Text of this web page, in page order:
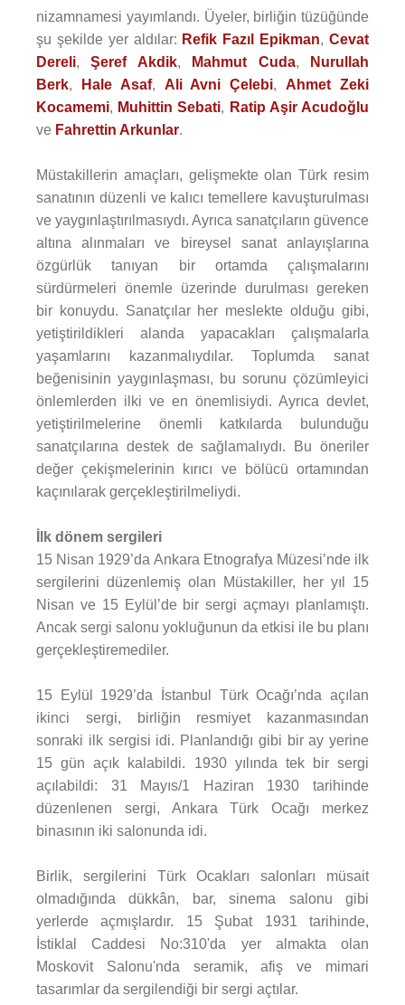
nizamnamesi yayımlandı. Üyeler, birliğin tüzüğünde
şu şekilde yer aldılar: Refik Fazıl Epikman,Cevat
Dereli,Şeref Akdik, Mahmut Cuda,
Nurullah
Berk, Hale Asaf, Ali Avni Çelebi,Ahmet Zeki
Kocamemi, Muhittin Sebati, Ratip Aşir Acudoğlu
ve Fahrettin Arkunlar.
Müstakillerin amaçları, gelişmekte olan Türk resim
sanatının düzenli ve kalıcı temellere kavuşturulması
ve yaygınlaştırılmasıydı. Ayrıca sanatçıların güvence
altına alınmaları ve bireysel sanat anlayışlarına
özgürlük tanıyan bir ortamda çalışmalarını
sürdürmeleri önemle üzerinde durulması gereken
bir konuydu. Sanatçılar her meslekte olduğu gibi,
yetiştirildikleri alanda yapacakları çalışmalarla
yaşamlarını kazanmalıydılar. Toplumda sanat
beğenisinin yaygınlaşması, bu sorunu çözümleyici
önlemlerden ilki ve en önemlisiydi. Ayrıca devlet,
yetiştirilmelerine önemli katkılarda bulunduğu
sanatçılarına destek de sağlamalıydı. Bu öneriler
değer çekişmelerinin kırıcı ve bölücü ortamından
kaçınılarak gerçekleştirilmeliydi.
İlk dönem sergileri
15 Nisan 1929’da Ankara Etnografya Müzesi’nde ilk
sergilerini düzenlemiş olan Müstakiller, her yıl 15
Nisan ve 15 Eylül’de bir sergi açmayı planlamıştı.
Ancak sergi salonu yokluğunun da etkisi ile bu planı
gerçekleştiremediler.
15 Eylül 1929’da İstanbul Türk Ocağı’nda açılan
ikinci sergi, birliğin resmiyet kazanmasından
sonraki ilk sergisi idi. Planlandığı gibi bir ay yerine
15 gün açık kalabildi. 1930 yılında tek bir sergi
açılabildi: 31 Mayıs/1 Haziran 1930 tarihinde
düzenlenen sergi, Ankara Türk Ocağı merkez
binasının iki salonunda idi.
Birlik, sergilerini Türk Ocakları salonları müsait
olmadığında dükkân, bar, sinema salonu gibi
yerlerde açmışlardır. 15 Şubat 1931 tarihinde,
İstiklal Caddesi No:310'da yer almakta olan
Moskovit Salonu'nda seramik, afiş ve mimari
tasarımlar da sergilendiği bir sergi açtılar.